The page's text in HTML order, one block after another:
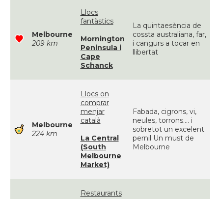
Melbourne
209 km
Llocs
fantàstics
Mornington
Peninsula i
Cape
Schanck
La quintaesència de
cossta australiana, far,
i cangurs a tocar en
llibertat
Melbourne
224 km
Llocs on
comprar
menjar
català
La Central
(South
Melbourne
Market)
Fabada, cigrons, vi,
neules, torrons.... i
sobretot un excelent
pernil Un must de
Melbourne
Restaurants